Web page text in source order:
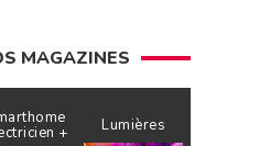
MAGAZINES
+ Lumières